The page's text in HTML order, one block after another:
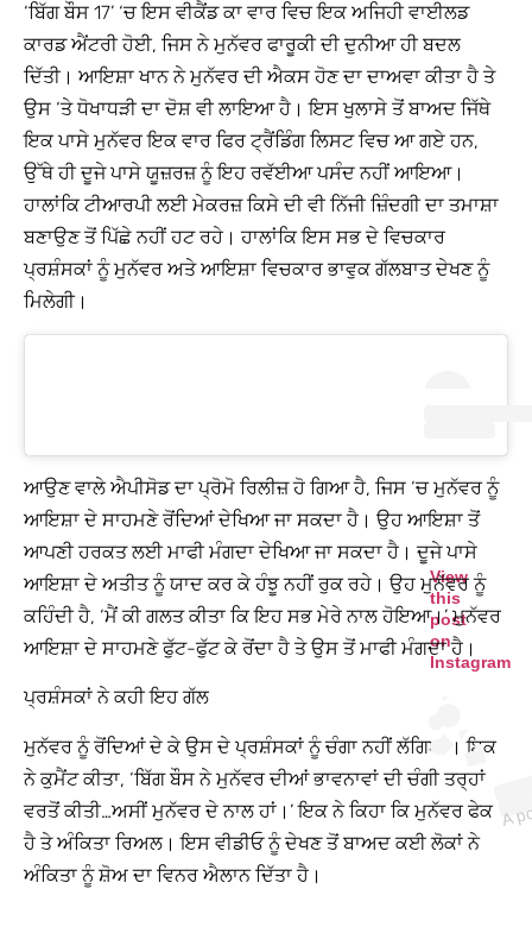
‘ਬਿੱਗ ਬੌਸ 17’ ‘ਚ ਇਸ ਵੀਕੈਂਡ ਕਾ ਵਾਰ ਵਿਚ ਇਕ ਅਜਿਹੀ ਵਾਈਲਡ
ਕਾਰਡ ਐਂਟਰੀ ਹੋਈ, ਜਿਸ ਨੇ ਮੁਨੱਵਰ ਫਾਰੂਕੀ ਦੀ ਦੁਨੀਆ ਹੀ ਬਦਲ
ਦਿੱਤੀ। ਆਇਸ਼ਾ ਖਾਨ ਨੇ ਮੁਨੱਵਰ ਦੀ ਐਕਸ ਹੋਣ ਦਾ ਦਾਅਵਾ ਕੀਤਾ ਹੈ ਤੇ
ਉਸ ‘ਤੇ ਧੋਖਾਧੜੀ ਦਾ ਦੋਸ਼ ਵੀ ਲਾਇਆ ਹੈ। ਇਸ ਖੁਲਾਸੇ ਤੋਂ ਬਾਅਦ ਜਿੱਥੇ
ਇਕ ਪਾਸੇ ਮੁਨੱਵਰ ਇਕ ਵਾਰ ਫਿਰ ਟ੍ਰੈਂਡਿੰਗ ਲਿਸਟ ਵਿਚ ਆ ਗਏ ਹਨ,
ਉੱਥੇ ਹੀ ਦੂਜੇ ਪਾਸੇ ਯੂਜ਼ਰਜ਼ ਨੂੰ ਇਹ ਰਵੱਈਆ ਪਸੰਦ ਨਹੀਂ ਆਇਆ।
ਹਾਲਾਂਕਿ ਟੀਆਰਪੀ ਲਈ ਮੇਕਰਜ਼ ਕਿਸੇ ਦੀ ਵੀ ਨਿੱਜੀ ਜ਼ਿੰਦਗੀ ਦਾ ਤਮਾਸ਼ਾ
ਬਣਾਉਣ ਤੋਂ ਪਿੱਛੇ ਨਹੀਂ ਹਟ ਰਹੇ। ਹਾਲਾਂਕਿ ਇਸ ਸਭ ਦੇ ਵਿਚਕਾਰ
ਪ੍ਰਸ਼ੰਸਕਾਂ ਨੂੰ ਮੁਨੱਵਰ ਅਤੇ ਆਇਸ਼ਾ ਵਿਚਕਾਰ ਭਾਵੁਕ ਗੱਲਬਾਤ ਦੇਖਣ ਨੂੰ
ਮਿਲੇਗੀ।
View
this
post
on
Instagram
ਆਉਣ ਵਾਲੇ ਐਪੀਸੋਡ ਦਾ ਪ੍ਰੋਮੋ ਰਿਲੀਜ਼ ਹੋ ਗਿਆ ਹੈ, ਜਿਸ ‘ਚ ਮੁਨੱਵਰ ਨੂੰ
ਆਇਸ਼ਾ ਦੇ ਸਾਹਮਣੇ ਰੋਂਦਿਆਂ ਦੇਖਿਆ ਜਾ ਸਕਦਾ ਹੈ। ਉਹ ਆਇਸ਼ਾ ਤੋਂ
ਆਪਣੀ ਹਰਕਤ ਲਈ ਮਾਫੀ ਮੰਗਦਾ ਦੇਖਿਆ ਜਾ ਸਕਦਾ ਹੈ। ਦੂਜੇ ਪਾਸੇ
ਆਇਸ਼ਾ ਦੇ ਅਤੀਤ ਨੂੰ ਯਾਦ ਕਰ ਕੇ ਹੰਝੂ ਨਹੀਂ ਰੁਕ ਰਹੇ। ਉਹ ਮੁਨੱਵਰ ਨੂੰ
ਕਹਿੰਦੀ ਹੈ, ‘ਮੈਂ ਕੀ ਗਲਤ ਕੀਤਾ ਕਿ ਇਹ ਸਭ ਮੇਰੇ ਨਾਲ ਹੋਇਆ।’ ਮੁਨੱਵਰ
ਆਇਸ਼ਾ ਦੇ ਸਾਹਮਣੇ ਫੁੱਟ-ਫੁੱਟ ਕੇ ਰੋਂਦਾ ਹੈ ਤੇ ਉਸ ਤੋਂ ਮਾਫੀ ਮੰਗਦਾ ਹੈ।
ਪ੍ਰਸ਼ੰਸਕਾਂ ਨੇ ਕਹੀਇਹ ਗੱਲ
ਮੁਨੱਵਰ ਨੂੰ ਰੋਂਦਿਆਂ ਦੇ ਕੇ ਉਸ ਦੇ ਪ੍ਰਸ਼ੰਸਕਾਂ ਨੂੰ ਚੰਗਾ ਨਹੀਂ ਲੱਗਿਆ। ਇਕ
ਨੇ ਕੁਮੈਂਟ ਕੀਤਾ, ‘ਬਿੱਗ ਬੌਸ ਨੇ ਮੁਨੱਵਰ ਦੀਆਂ ਭਾਵਨਾਵਾਂ ਦੀ ਚੰਗੀ ਤਰ੍ਹਾਂ
ਵਰਤੋਂ ਕੀਤੀ…ਅਸੀਂ ਮੁਨੱਵਰ ਦੇ ਨਾਲ ਹਾਂ।’ ਇਕ ਨੇ ਕਿਹਾ ਕਿ ਮੁਨੱਵਰ ਫੇਕ
ਹੈ ਤੇ ਅੰਕਿਤਾ ਰਿਅਲ। ਇਸ ਵੀਡੀਓ ਨੂੰ ਦੇਖਣ ਤੋਂ ਬਾਅਦ ਕਈ ਲੋਕਾਂ ਨੇ
ਅੰਕਿਤਾ ਨੂੰ ਸ਼ੋਅ ਦਾ ਵਿਨਰ ਐਲਾਨ ਦਿੱਤਾ ਹੈ।